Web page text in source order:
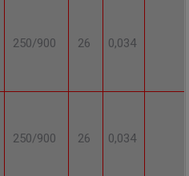
250/900 26 0,034
250/900 26 0,034